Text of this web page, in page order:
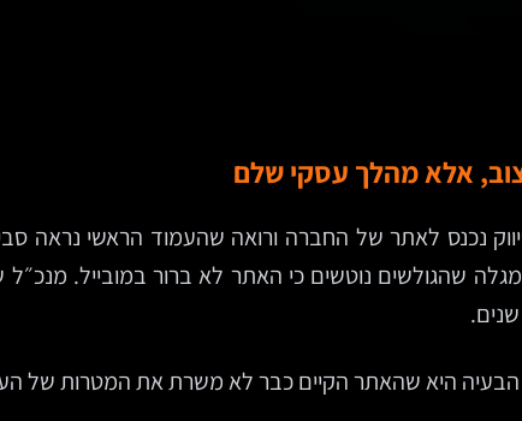
אלא מהלך עסקי שלם
נכנס לאתר של החברה ורואה שהעמוד הראשי נראה
הבעיה היא שהאתר הקיים כבר לא משרת את המטרות של